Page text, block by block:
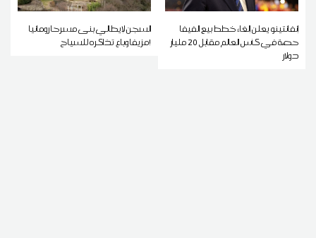
إنفانتينو يعلن إلغاء خطط بيع الفيفا
حصة في كأس العالم مقابل 20 مليار
دولار
السجن لإيطالي بنى مسرحا رومانيا
مزيفا وباع تذاكره للسياح!